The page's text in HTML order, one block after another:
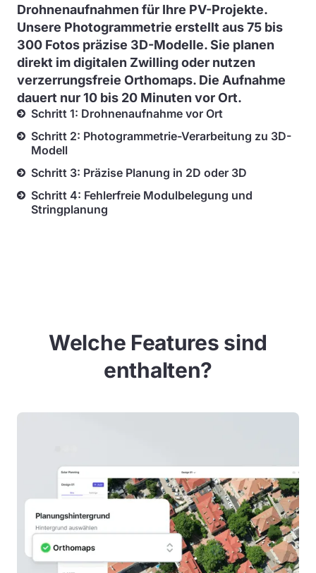
Drohnenaufnahmen für Ihre PV-Projekte.
Unsere Photogrammetrie erstellt aus 75 bis
300 Fotos präzise 3D-Modelle. Sie planen
direkt im digitalen Zwilling oder nutzen
verzerrungsfreie Orthomaps. Die Aufnahme
dauert nur 10 bis 20 Minuten vor Ort.
Schritt 1: Drohnenaufnahme vor Ort
Schritt 2: Photogrammetrie-Verarbeitung zu 3D-
Modell
Schritt 3: Präzise Planung in 2D oder 3D
Schritt 4: Fehlerfreie Modulbelegung und
Stringplanung
Welche Features sind
enthalten?